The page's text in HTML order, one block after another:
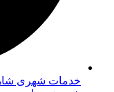
خدمات شهری